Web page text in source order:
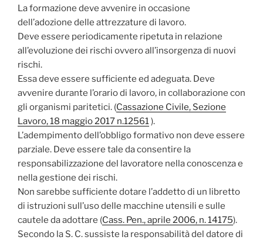
La formazione deve avvenire in occasione
dell’adozione delle attrezzature di lavoro.
Deve essere periodicamente ripetuta in relazione
all’evoluzione dei rischi ovvero all’insorgenza di nuovi
rischi.
Essa deve essere sufficiente ed adeguata. Deve
avvenire durante l’orario di lavoro, in collaborazione con
gli organismi paritetici. (Cassazione Civile, Sezione
Lavoro, 18 maggio 2017 n.12561).
L’adempimento dell’obbligo formativo non deve essere
parziale. Deve essere tale da consentire la
responsabilizzazione del lavoratore nella conoscenza e
nella gestione dei rischi.
Non sarebbe sufficiente dotare l’addetto di un libretto
di istruzioni sull’uso delle macchine utensili e sulle
cautele da adottare (Cass. Pen., aprile 2006, n. 14175).
Secondo la S. C. sussiste la responsabilità del datore di